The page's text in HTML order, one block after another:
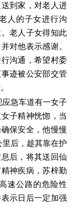
到家，对老人进
人的子女进行沟
老人子女得知此
对他表示感谢。
沟通，希望村委
迹被公安部交管
应急车道有一女子
子精神恍惚，当
保安全，他慢慢
后，趁其靠在护
后，将其送回仙
神疾病，苏梓勤
速公路的危险性
示日后一定加强